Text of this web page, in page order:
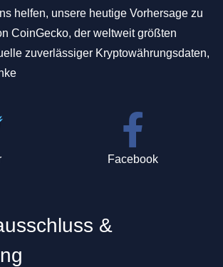
helfen, unsere heutige Vorhersage zu
CoinGecko, der weltweit größten
zuverlässiger Kryptowährungsdaten,
Facebook
&